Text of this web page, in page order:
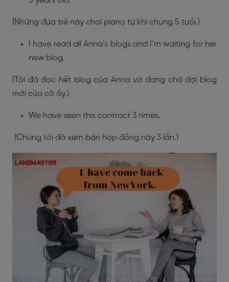
(Những đứa trẻ này chơi piano từ khi chúng 5 tuổi.)
I have read all Anna’s blogs and I’m waiting for her
new blog.
(Tôi đã đọc hết blog của Anna và đang chờ đợi blog
mới của cô ấy.)
We have seen this contract 3 times.
(Chúng tôi đã xem bản hợp đồng này 3 lần.)